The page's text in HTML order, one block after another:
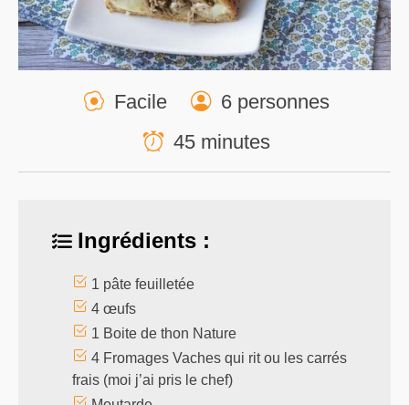
Facile
6 personnes
45 minutes
Ingrédients :
1 pâte feuilletée
4 œufs
1 Boite de thon Nature
4 Fromages Vaches qui rit ou les carrés
frais (moi j’ai pris le chef)